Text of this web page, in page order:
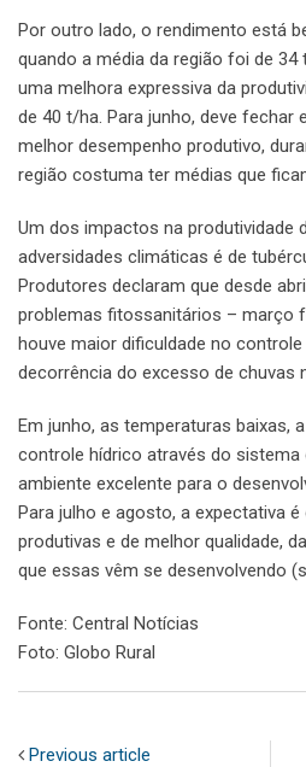
Por outro lado, o rendimento está
quando a média da região foi de
uma melhora expressiva da
de 40 t/ha. Para junho, deve fechar
melhor desempenho produtivo,
região costuma ter médias que
Um dos impactos na produtividade
adversidades climáticas é de
Produtores declaram que desde
problemas fitossanitários – março
houve maior dificuldade no
decorrência do excesso de chuvas
Em junho, as temperaturas baixas,
controle hídrico através do sistema
ambiente excelente para o
Para julho e agosto, a expectativa
produtivas e de melhor qualidade,
que essas vêm se desenvolvendo
Fonte: Central Notícias
Foto: Globo Rural
Previous article